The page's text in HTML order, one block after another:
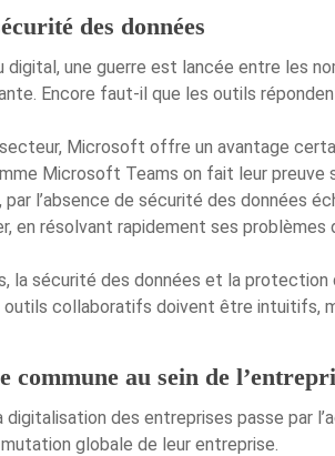
des données
digital, une guerre est lancée entre les
Encore faut-il que les outils
Microsoft offre un avantage
Microsoft Teams on fait leur preuve
par l’absence de sécurité des données
en résolvant rapidement ses problèmes
la sécurité des données et la
collaboratifs doivent être intuitifs,
commune au sein de
digitalisation des entreprises passe par
globale de leur entreprise.